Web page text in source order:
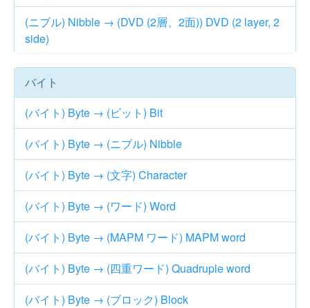
(ニブル) Nibble → (DVD (2層、2面)) DVD (2 layer, 2
side)
バイト
(バイト) Byte → (ビット) Bit
(バイト) Byte → (ニブル) Nibble
(バイト) Byte → (文字) Character
(バイト) Byte → (ワード) Word
(バイト) Byte → (MAPM ワード) MAPM word
(バイト) Byte → (四重ワード) Quadruple word
(バイト) Byte → (ブロック) Block